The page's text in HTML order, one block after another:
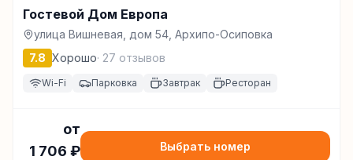
Гостевой Дом Европа
улица Вишневая, дом 54, Архипо-Осиповка
7.8 Хорошо· 27 отзывов
Wi-Fi Парковка Завтрак Ресторан
от
1 706 ₽ Выбрать номер